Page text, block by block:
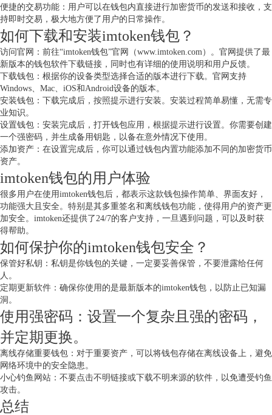
便捷的交易功能：用户可以在钱包内直接进行加密货币的发送和接收，支
持即时交易，极大地方便了用户的日常操作。
如何下载和安装imtoken钱包？
访问官网：前往“imtoken钱包”官网（www.imtoken.com）。官网提供了最
新版本的钱包软件下载链接，同时也有详细的使用说明和用户反馈。
下载钱包：根据你的设备类型选择合适的版本进行下载。官网支持
Windows、Mac、iOS和Android设备的版本。
安装钱包：下载完成后，按照提示进行安装。安装过程简单易懂，无需专
业知识。
设置钱包：安装完成后，打开钱包应用，根据提示进行设置。你需要创建
一个强密码，并生成备用钥匙，以备在意外情况下使用。
添加资产：在设置完成后，你可以通过钱包内置功能添加不同的加密货币
资产。
imtoken钱包的用户体验
很多用户在使用imtoken钱包后，都表示这款钱包操作简单、界面友好，
功能强大且安全。特别是其多重签名和离线钱包功能，使得用户的资产更
加安全。imtoken还提供了24/7的客户支持，一旦遇到问题，可以及时获
得帮助。
如何保护你的imtoken钱包安全？
保管好私钥：私钥是你钱包的关键，一定要妥善保管，不要泄露给任何
人。
定期更新软件：确保你使用的是最新版本的imtoken钱包，以防止已知漏
洞。
使用强密码：设置一个复杂且强的密码，
并定期更换。
离线存储重要钱包：对于重要资产，可以将钱包存储在离线设备上，避免
网络环境中的安全隐患。
小心钓鱼网站：不要点击不明链接或下载不明来源的软件，以免遭受钓鱼
攻击。
总结